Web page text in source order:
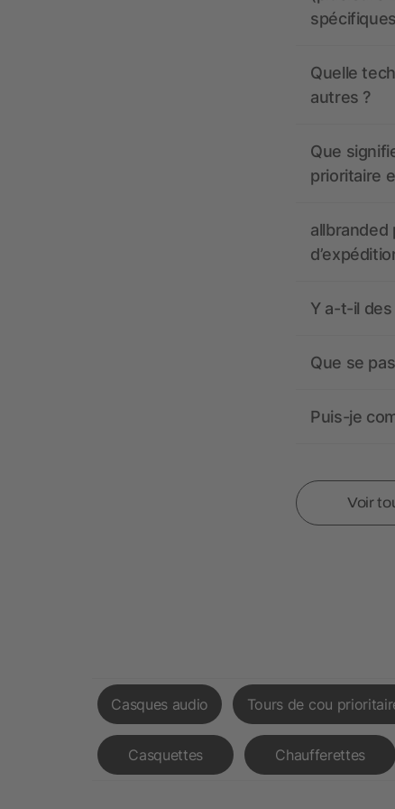
Quelle
autres ?
Que
prioritaire
allbranded
Y a-t-il
Que se
Puis-je
Voir
Casques audio Tours de cou
Casquettes Chaufferettes